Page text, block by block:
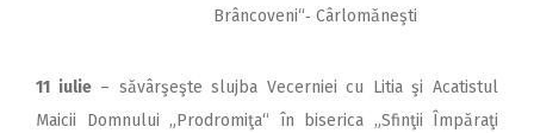
Brâncoveni“‑ Cârlomăneşti
11 iulie– săvârşeşte slujba Vecerniei cu Litia şi Acatistul
Maicii Domnului „Prodromiţa“ în biserica „Sfinţii Împăraţi